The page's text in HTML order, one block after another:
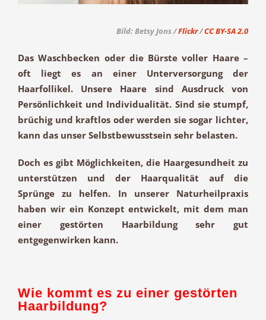
Bild: Betsy Jons /Flickr/CC BY-SA 2.0
Das Waschbecken oder die Bürste voller Haare –
oft liegt es an einer Unterversorgung der
Haarfollikel. Unsere Haare sind Ausdruck von
Persönlichkeit und Individualität. Sind sie stumpf,
brüchig und kraftlos oder werden sie sogar lichter,
kann das unser Selbstbewusstsein sehr belasten.
Doch es gibt Möglichkeiten, die Haargesundheit zu
unterstützen und der Haarqualität auf die
Sprünge zu helfen. In unserer Naturheilpraxis
haben wir ein Konzept entwickelt, mit dem man
einer gestörten Haarbildung sehr gut
entgegenwirken kann.
Wie kommt es zu einer gestörten
Haarbildung?